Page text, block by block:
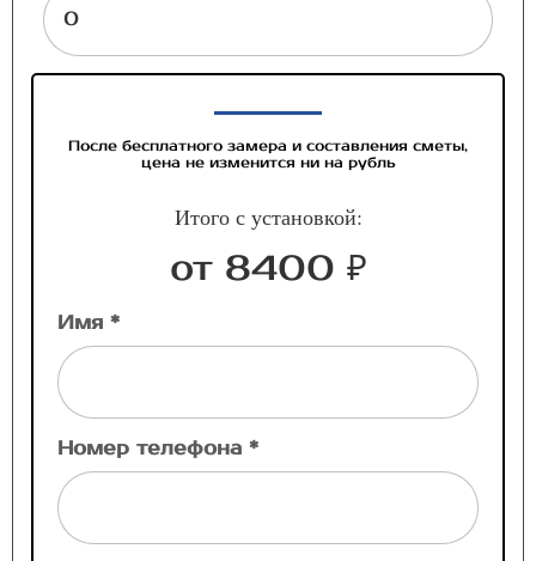
После бесплатного замера и составления сметы,
цена не изменится ни на рубль
Итого с установкой:
от 8400 ₽
Имя *
Номер телефона *